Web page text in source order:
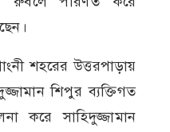
শহরের উত্তরপাড়ায়
শিপুর ব্যক্তিগত
করে সাহিদুজ্জামান